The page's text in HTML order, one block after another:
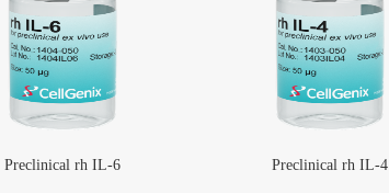
Preclinical rh IL-6 Preclinical rh IL-4